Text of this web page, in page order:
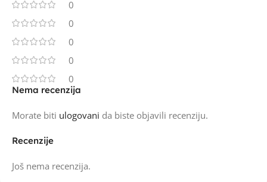
0
0
0
0
0
Recenzije
Još nema recenzija.
Nema recenzija
Morate biti ulogovani da biste objavili recenziju.